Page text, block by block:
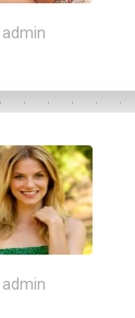
admin
admin